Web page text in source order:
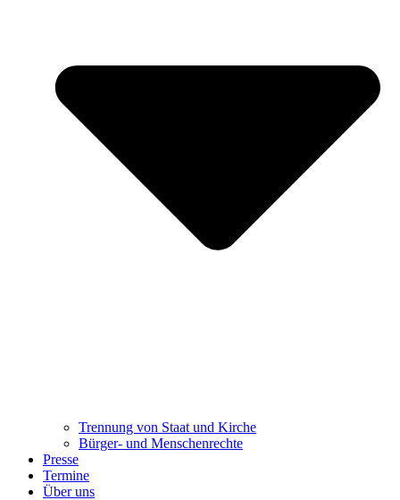
Trennung ​​​​​​​von Staat und Kirche
Bürger- und Menschenrechte
Presse
Termine
Über uns